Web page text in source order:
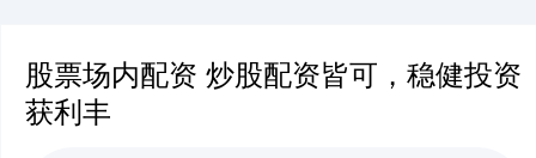
股票场内配资 炒股配资皆可，稳健投资
获利丰